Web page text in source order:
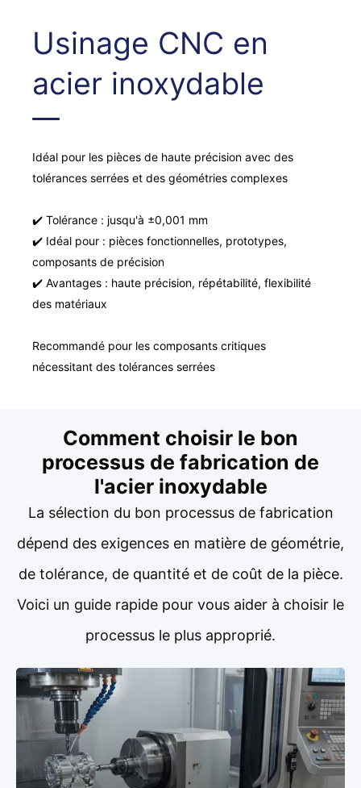
Usinage CNC en
acier inoxydable
Idéal pour les pièces de haute précision avec des
tolérances serrées et des géométries complexes
✔️ Tolérance : jusqu'à ±0,001 mm
✔️ Idéal pour : pièces fonctionnelles, prototypes,
composants de précision
✔️ Avantages : haute précision, répétabilité, flexibilité
des matériaux
Recommandé pour les composants critiques
nécessitant des tolérances serrées
Comment choisir le bon
processus de fabrication de
l'acier inoxydable
La sélection du bon processus de fabrication
dépend des exigences en matière de géométrie,
de tolérance, de quantité et de coût de la pièce.
Voici un guide rapide pour vous aider à choisir le
processus le plus approprié.